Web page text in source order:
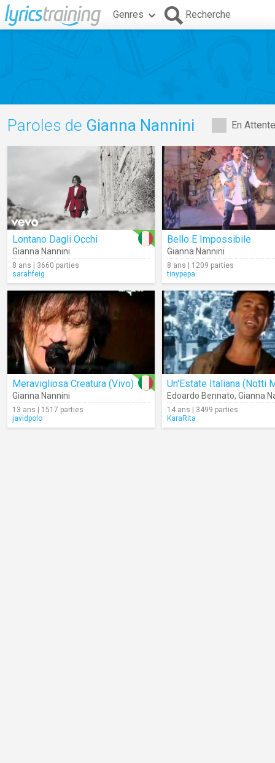
Genres Recherche
En
Paroles de Gianna Nannini
Lontano Dagli Occhi
Gianna Nannini
8 ans | 3660 parties
sarahfeig
Bello E Impossibile
Gianna Nannini
8 ans | 1209 parties
tinypepa
Meravigliosa Creatura (Vivo)
Gianna Nannini
13 ans | 1517 parties
javidpolo
Edoardo Bennato, Gianna
14 ans | 3499 parties
KaraRita